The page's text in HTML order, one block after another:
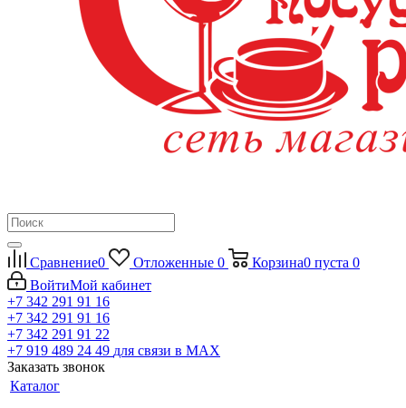
Сравнение0 Отложенные 0 Корзина0 пуста 0
ВойтиМой кабинет
+7 342 291 91 16
+7 342 291 91 16
+7 342 291 91 22
+7 919 489 24 49 для связи в МАХ
Заказать звонок
Каталог